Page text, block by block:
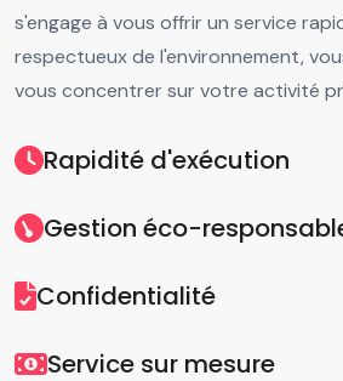
s'engage à vous offrir un service
respectueux de l'environnement,
vous concentrer sur votre activité
Rapidité d'exécution
Gestion éco-
Confidentialité
Service sur mesure